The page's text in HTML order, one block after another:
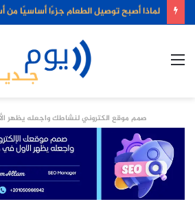
لماذا أصبح توصيل الطعام جزءًا أساسيًا من
صمم موقع الكتروني لنشاطك واجعله يظهر